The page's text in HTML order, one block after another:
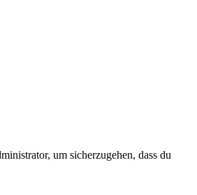
um sicherzugehen, dass du